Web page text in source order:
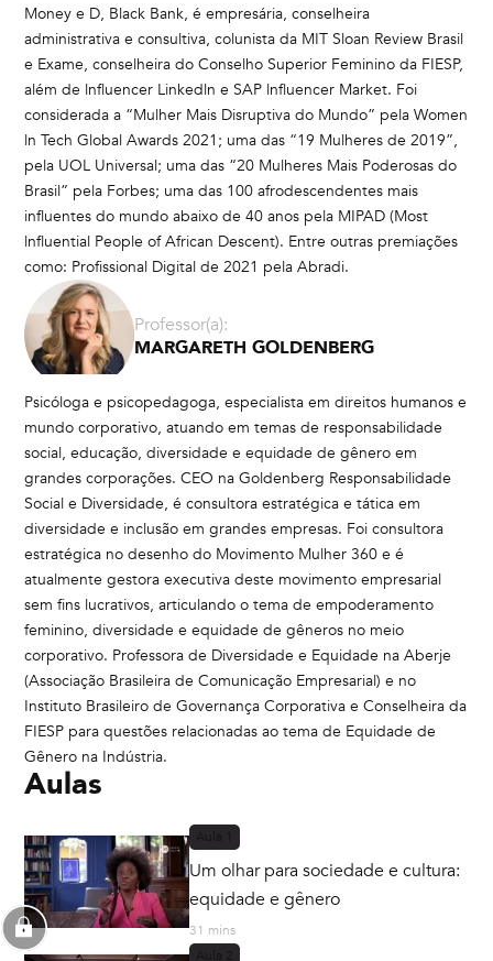
Money e D, Black Bank, é empresária, conselheira
administrativa e consultiva, colunista da MIT Sloan Review Brasil
e Exame, conselheira do Conselho Superior Feminino da FIESP,
além de lnfluencer Linkedln e SAP lnfluencer Market. Foi
considerada a “Mulher Mais Disruptiva do Mundo” pela Women
ln Tech Global Awards 2021; uma das “19 Mulheres de 2019”,
pela UOL Universal; uma das “20 Mulheres Mais Poderosas do
Brasil” pela Forbes; uma das 100 afrodescendentes mais
influentes do mundo abaixo de 40 anos pela MIPAD (Most
lnfluential People of African Descent). Entre outras premiações
como: Profissional Digital de 2021 pela Abradi.
Professor(a):
MARGARETH GOLDENBERG
Psicóloga e psicopedagoga, especialista em direitos humanos e
mundo corporativo, atuando em temas de responsabilidade
social, educação, diversidade e equidade de gênero em
grandes corporações. CEO na Goldenberg Responsabilidade
Social e Diversidade, é consultora estratégica e tática em
diversidade e inclusão em grandes empresas. Foi consultora
estratégica no desenho do Movimento Mulher 360 e é
atualmente gestora executiva deste movimento empresarial
sem fins lucrativos, articulando o tema de empoderamento
feminino, diversidade e equidade de gêneros no meio
corporativo. Professora de Diversidade e Equidade na Aberje
(Associação Brasileira de Comunicação Empresarial) e no
Instituto Brasileiro de Governança Corporativa e Conselheira da
FIESP para questões relacionadas ao tema de Equidade de
Gênero na Indústria.
Aulas
Um olhar para sociedade e cultura:
equidade e gênero
31 mins